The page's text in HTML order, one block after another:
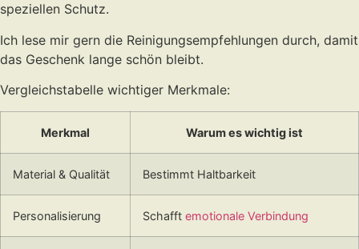
speziellen Schutz.
Ich lese mir gern die Reinigungsempfehlungen durch, damit
das Geschenk lange schön bleibt.
Vergleichstabelle wichtiger Merkmale:
Merkmal Warum es wichtig ist
Material & Qualität Bestimmt Haltbarkeit
Personalisierung Schafft emotionale Verbindung